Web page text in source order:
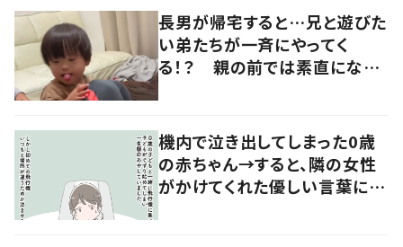
長男が帰宅すると…兄と遊びた
い弟たちが一斉にやってく
る！？ 親の前では素直になれ
機内で泣き出してしまった0歳
の赤ちゃん→すると、隣の女性
がかけてくれた優しい言葉に